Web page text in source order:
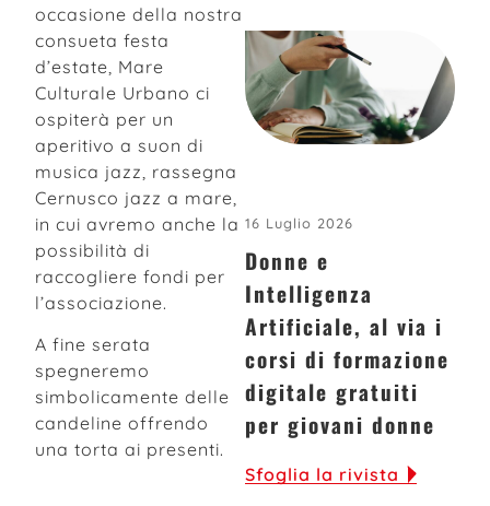
occasione della nostra
consueta festa
d’estate, Mare
Culturale Urbano ci
ospiterà per un
aperitivo a suon di
musica jazz, rassegna
Cernusco jazz a mare,
in cui avremo anche la
possibilità di
raccogliere fondi per
l’associazione.
A fine serata
spegneremo
simbolicamente delle
candeline offrendo
una torta ai presenti.
16 Luglio 2026
Donne e
Intelligenza
Artificiale, al via i
corsi di formazione
digitale gratuiti
per giovani donne
Sfoglia la rivista